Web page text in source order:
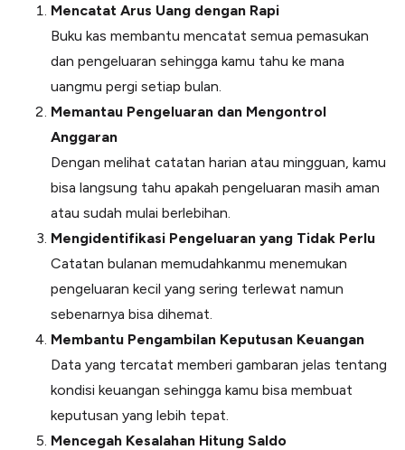
Mencatat Arus Uang dengan Rapi
Buku kas membantu mencatat semua pemasukan
dan pengeluaran sehingga kamu tahu ke mana
uangmu pergi setiap bulan.
Memantau Pengeluaran dan Mengontrol
Anggaran
Dengan melihat catatan harian atau mingguan, kamu
bisa langsung tahu apakah pengeluaran masih aman
atau sudah mulai berlebihan.
Mengidentifikasi Pengeluaran yang Tidak Perlu
Catatan bulanan memudahkanmu menemukan
pengeluaran kecil yang sering terlewat namun
sebenarnya bisa dihemat.
Membantu Pengambilan Keputusan Keuangan
Data yang tercatat memberi gambaran jelas tentang
kondisi keuangan sehingga kamu bisa membuat
keputusan yang lebih tepat.
Mencegah Kesalahan Hitung Saldo